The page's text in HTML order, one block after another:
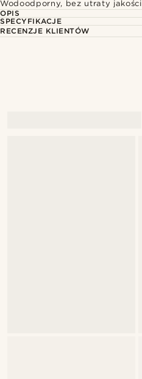
Wodoodporny, bez utraty jakości
OPIS
SPECYFIKACJE
RECENZJE KLIENTÓW